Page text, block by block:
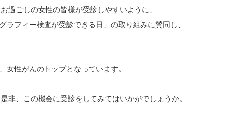
過ごしの女性の皆様が受診しやすいように、
ラフィー検査が受診できる日」の取り組みに賛同し、
性がんのトップとなっています。
非、この機会に受診をしてみてはいかがでしょうか。